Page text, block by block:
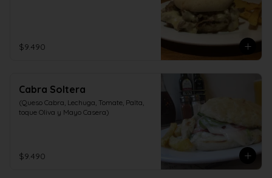
$9.490
Cabra Soltera
(Queso Cabra, Lechuga, Tomate, Palta,
toque Oliva y Mayo Casera)
$9.490